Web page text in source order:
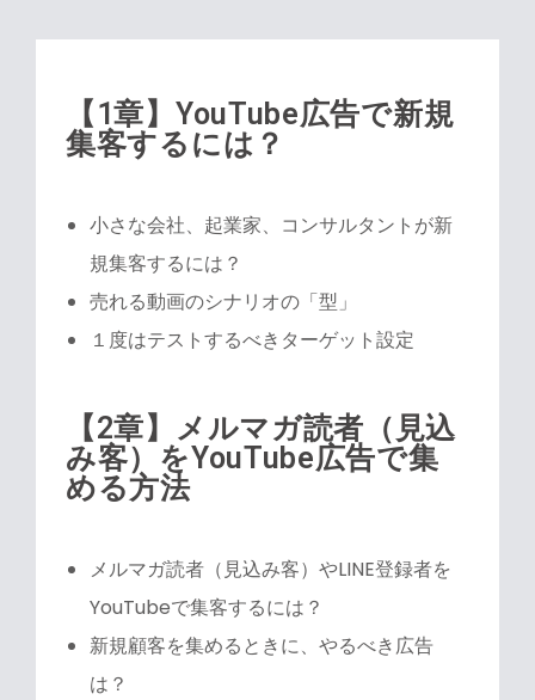
【1章】YouTube広告で新規
集客するには？
小さな会社、起業家、コンサルタントが新
規集客するには？
売れる動画のシナリオの「型」
１度はテストするべきターゲット設定
【2章】メルマガ読者（見込
み客）をYouTube広告で集
める方法
メルマガ読者（見込み客）やLINE登録者を
YouTubeで集客するには？
新規顧客を集めるときに、やるべき広告
は？